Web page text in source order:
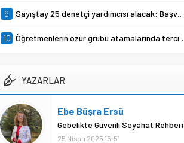
9 Sayıştay 25 denetçi yardımcısı alacak: Başvurular Eylül ayında
10 Öğretmenlerin özür grubu atamalarında tercih süreci başladı
YAZARLAR
Ebe Büşra Ersü
Gebelikte Güvenli Seyahat Rehberi
25 Nisan 2025 15:51